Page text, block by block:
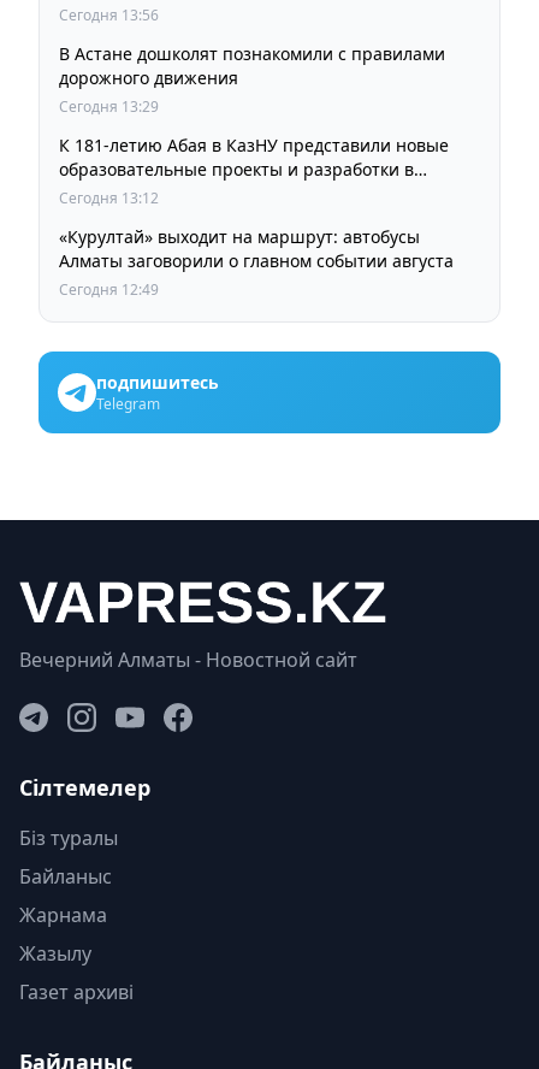
Сегодня 13:56
В Астане дошколят познакомили с правилами
дорожного движения
Сегодня 13:29
К 181-летию Абая в КазНУ представили новые
образовательные проекты и разработки в
области абаеведения
Сегодня 13:12
«Курултай» выходит на маршрут: автобусы
Алматы заговорили о главном событии августа
Сегодня 12:49
подпишитесь
Telegram
Вечерний Алматы - Новостной сайт
Сілтемелер
Біз туралы
Байланыс
Жарнама
Жазылу
Газет архиві
Байланыс